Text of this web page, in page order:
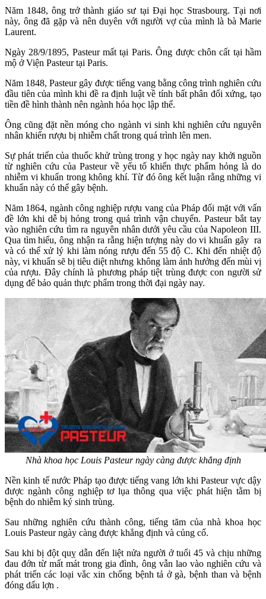
Năm 1848, ông trở thành giáo sư tại Đại học Strasbourg. Tại nơi
này, ông đã gặp và nên duyên với người vợ của mình là bà Marie
Laurent.
Ngày 28/9/1895, Pasteur mất tại Paris. Ông được chôn cất tại hầm
mộ ở Viện Pasteur tại Paris.
Năm 1848, Pasteur gây được tiếng vang bằng công trình nghiên cứu
đầu tiên của mình khi đề ra định luật về tính bất phân đối xứng, tạo
tiền đề hình thành nên ngành hóa học lập thể.
Ông cũng đặt nền móng cho ngành vi sinh khi nghiên cứu nguyên
nhân khiến rượu bị nhiễm chất trong quá trình lên men.
Sự phát triển của thuốc khử trùng trong y học ngày nay khởi nguồn
từ nghiên cứu của Pasteur về yếu tố khiến thực phẩm hỏng là do
nhiễm vi khuẩn trong không khí. Từ đó ông kết luận rằng những vi
khuẩn này có thể gây bệnh.
Năm 1864, ngành công nghiệp rượu vang của Pháp đối mặt với vấn
đề lớn khi dễ bị hỏng trong quá trình vận chuyển. Pasteur bắt tay
vào nghiên cứu tìm ra nguyên nhân dưới yêu cầu của Napoleon III.
Qua tìm hiểu, ông nhận ra rằng hiện tượng này do vi khuẩn gây ra
và có thể xử lý khi làm nóng rượu đến 55 độ C. Khi đến nhiệt độ
này, vi khuẩn sẽ bị tiêu diệt nhưng không làm ảnh hưởng đến mùi vị
của rượu. Đây chính là phương pháp tiệt trùng được con người sử
dụng để bảo quản thực phẩm trong thời đại ngày nay.
Nhà khoa học Louis Pasteur ngày càng được khẳng định
Nền kinh tế nước Pháp tạo được tiếng vang lớn khi Pasteur vực dậy
được ngành công nghiệp tơ lụa thông qua việc phát hiện tằm bị
bệnh do nhiễm ký sinh trùng.
Sau những nghiên cứu thành công, tiếng tăm của nhà khoa học
Louis Pasteur ngày càng được khẳng định và củng cố.
Sau khi bị đột quỵ dẫn đến liệt nửa người ở tuổi 45 và chịu những
đau đớn từ mất mát trong gia đình, ông vẫn lao vào nghiên cứu và
phát triển các loại vắc xin chống bệnh tả ở gà, bệnh than và bệnh
đóng dấu lợn .